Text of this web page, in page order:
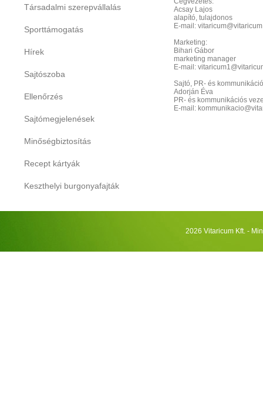
Társadalmi szerepvállalás
Sporttámogatás
Hírek
Sajtószoba
Ellenőrzés
Sajtómegjelenések
Minőségbiztosítás
Recept kártyák
Keszthelyi burgonyafajták
Acsay Lajos
alapító, tulajdonos
E-mail:
Marketing:
Bihari Gábor
marketing manager
E-mail:
Sajtó, PR- és
Adorján Éva
PR- és kommunikációs
E-mail:
2026 Vitaricum Kft. -